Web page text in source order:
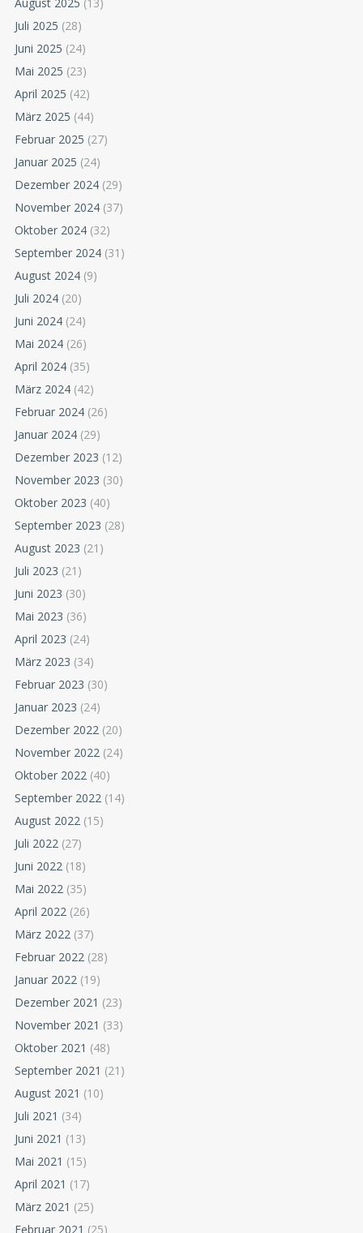
Juli 2025 (28)
Juni 2025 (24)
Mai 2025 (23)
April 2025 (42)
März 2025 (44)
Februar 2025 (27)
Januar 2025 (24)
Dezember 2024 (29)
November 2024 (37)
Oktober 2024 (32)
September 2024 (31)
August 2024 (9)
Juli 2024 (20)
Juni 2024 (24)
Mai 2024 (26)
April 2024 (35)
März 2024 (42)
Februar 2024 (26)
Januar 2024 (29)
Dezember 2023 (12)
November 2023 (30)
Oktober 2023 (40)
September 2023 (28)
August 2023 (21)
Juli 2023 (21)
Juni 2023 (30)
Mai 2023 (36)
April 2023 (24)
März 2023 (34)
Februar 2023 (30)
Januar 2023 (24)
Dezember 2022 (20)
November 2022 (24)
Oktober 2022 (40)
September 2022 (14)
August 2022 (15)
Juli 2022 (27)
Juni 2022 (18)
Mai 2022 (35)
April 2022 (26)
März 2022 (37)
Februar 2022 (28)
Januar 2022 (19)
Dezember 2021 (23)
November 2021 (33)
Oktober 2021 (48)
September 2021 (21)
August 2021 (10)
Juli 2021 (34)
Juni 2021 (13)
Mai 2021 (15)
April 2021 (17)
März 2021 (25)
Februar 2021 (25)